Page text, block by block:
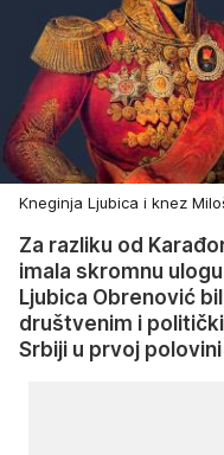
Kneginja Ljubica i knez
Za razliku od
imala skromnu
Ljubica Obrenović
društvenim i
Srbiji u prvoj polovini